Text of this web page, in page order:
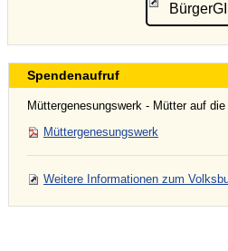
Spendenaufruf
Müttergenesungswerk - Mütter auf
Müttergenesungswerk
Weitere Informationen zum